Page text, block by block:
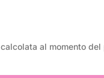
calcolata al momento del